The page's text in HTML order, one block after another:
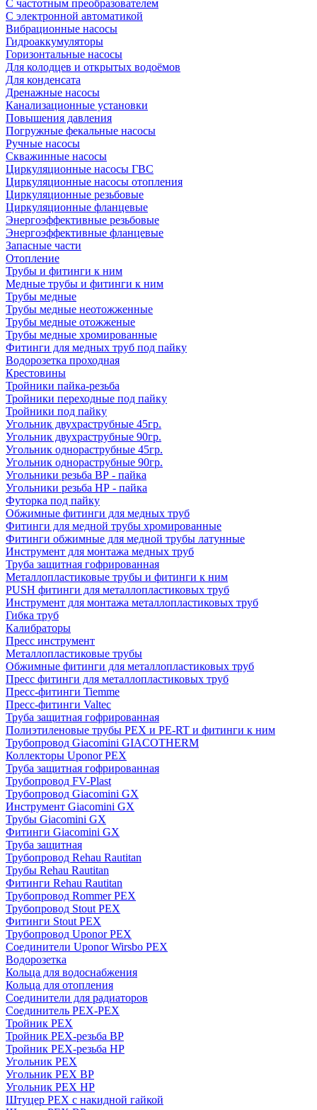
С частотным преобразователем
С электронной автоматикой
Вибрационные насосы
Гидроаккумуляторы
Горизонтальные насосы
Для колодцев и открытых водоёмов
Для конденсата
Дренажные насосы
Канализационные установки
Повышения давления
Погружные фекальные насосы
Ручные насосы
Скважинные насосы
Циркуляционные насосы ГВС
Циркуляционные насосы отопления
Циркуляционные резьбовые
Циркуляционные фланцевые
Энергоэффективные резьбовые
Энергоэффективные фланцевые
Запасные части
Отопление
Трубы и фитинги к ним
Медные трубы и фитинги к ним
Трубы медные
Трубы медные неотожженные
Трубы медные отожженые
Трубы медные хромированные
Фитинги для медных труб под пайку
Водорозетка проходная
Крестовины
Тройники пайка-резьба
Тройники переходные под пайку
Тройники под пайку
Угольник двухраструбные 45гр.
Угольник двухраструбные 90гр.
Угольник однораструбные 45гр.
Угольник однораструбные 90гр.
Угольники резьба ВР - пайка
Угольники резьба НР - пайка
Футорка под пайку
Обжимные фитинги для медных труб
Фитинги для медной трубы хромированные
Фитинги обжимные для медной трубы латунные
Инструмент для монтажа медных труб
Труба защитная гофрированная
Металлопластиковые трубы и фитинги к ним
PUSH фитинги для металлопластиковых труб
Инструмент для монтажа металлопластиковых труб
Гибка труб
Калибраторы
Пресс инструмент
Металлопластиковые трубы
Обжимные фитинги для металлопластиковых труб
Пресс фитинги для металлопластиковых труб
Пресс-фитинги Tiemme
Пресс-фитинги Valtec
Труба защитная гофрированная
Полиэтиленовые трубы PEX и PE-RT и фитинги к ним
Трубопровод Giacomini GIACOTHERM
Коллекторы Uponor PEX
Труба защитная гофрированная
Трубопровод FV-Plast
Трубопровод Giacomini GX
Инструмент Giacomini GX
Трубы Giacomini GX
Фитинги Giacomini GX
Труба защитная
Трубопровод Rehau Rautitan
Трубы Rehau Rautitan
Фитинги Rehau Rautitan
Трубопровод Rommer PEX
Трубопровод Stout PEX
Фитинги Stout PEX
Трубопровод Uponor PEX
Соединители Uponor Wirsbo PEX
Водорозетка
Кольца для водоснабжения
Кольца для отопления
Соединители для радиаторов
Соединитель PEX-PEX
Тройник PEX
Тройник PEX-резьба ВР
Тройник PEX-резьба НР
Угольник PEX
Угольник PEX ВР
Угольник PEX НР
Штуцер PEX c накидной гайкой